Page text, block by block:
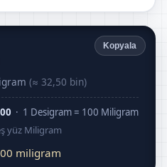
Kopyala
(≈ 32,50 bin)
· 1 Desigram = 100 Miligram
yüz Miligram
miligram